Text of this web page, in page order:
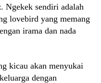
. Ngekek sendiri adalah
lovebird yang memang
irama dan nada
kicau akan menyukai
dengan